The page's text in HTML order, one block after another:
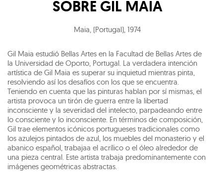
SOBRE GIL MAIA
Maia, (Portugal), 1974
Gil Maia estudió Bellas Artes en la Facultad de Bellas Artes de
la Universidad de Oporto, Portugal. La verdadera intención
artística de Gil Maia es superar su inquietud mientras pinta,
resolviendo así los desafíos con los que se encuentra.
Teniendo en cuenta que las pinturas hablan por sí mismas, el
artista provoca un tirón de guerra entre la libertad
inconsciente y la severidad del intelecto, parpadeando entre
lo consciente y lo inconsciente. En términos de composición,
Gil trae elementos icónicos portugueses tradicionales como
los azulejos pintados de azul, los muebles del monasterio y el
abanico español, trabajaa el acrílico o el óleo alrededor de
una pieza central. Este artista trabaja predominantemente con
imágenes geométricas abstractas.